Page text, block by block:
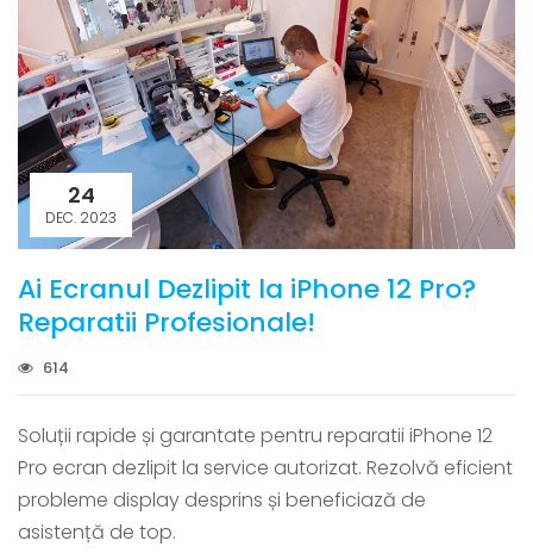
24
DEC. 2023
Ai Ecranul Dezlipit la iPhone 12 Pro?
Reparatii Profesionale!
614
Soluții rapide și garantate pentru reparatii iPhone 12
Pro ecran dezlipit la service autorizat. Rezolvă eficient
probleme display desprins și beneficiază de
asistență de top.